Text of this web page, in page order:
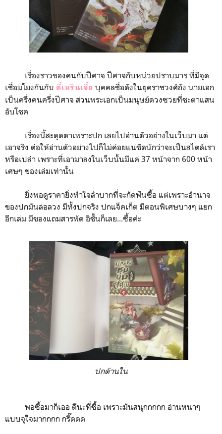
เรื่องราวของคนกับปีศาจ ปีศาจกับหน่วยปราบมาร ที่มีจุด
เชื่อมโยงกันกับ ตี๋เหรินเจี๋ย บุคคลชื่อดังในยุคราชวงศ์ถัง นายเอก
เป็นครึ่งคนครึ่งปีศาจ ส่วนพระเอกเป็นมนุษย์ดวงซวยที่ชะตาแสน
อับโชค
เรื่องนี้สะดุดตาเพราะปก เลยไปอ่านตัวอย่างในเว็บมา แต่
เอาจริง ต่อให้อ่านตัวอย่างไปก็ไม่ค่อยแน่ชัดนักว่าจะเป็นสไตล์เรา
หรือเปล่า เพราะที่เอามาลงในเว็บนั้นมีแค่ 37 หน้าจาก 600 หน้า
เศษๆ ของเล่มเท่านั้น
ยิ่งพอดูราคายิ่งทำใจลำบากที่จะกัดฟันซื้อ แต่เพราะอำนาจ
ของปกมันล่อลวง มีทั้งปกจริง ปกแจ็คเก็ต มีตอนพิเศษบางๆ แยก
อีกเล่ม มีของแถมสารพัด อิชั้นก็เลย...ซื้อค่ะ
ปกด้านใน
พอซื้อมาก็เออ ดีนะที่ซื้อ เพราะมันสนุกกกกก อ่านหนาๆ
แบบจุใจมากกกก กรี๊ดดด